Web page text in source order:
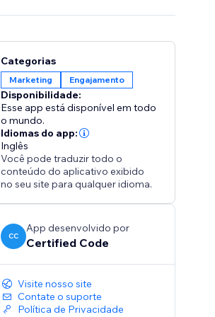
Categorias
Marketing Engajamento
Disponibilidade:
Esse app está disponível em todo
o mundo.
Idiomas do app:
Inglês
Você pode traduzir todo o
conteúdo do aplicativo exibido
no seu site para qualquer idioma.
CC
App desenvolvido por
Certified Code
Visite nosso site
Contate o suporte
Política de Privacidade